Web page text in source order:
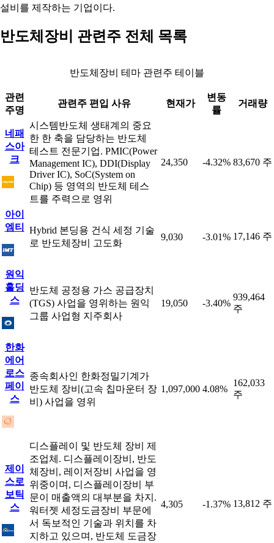
설비를 제작하는 기업이다.
반도체장비 관련주 전체 목록
반도체장비 테마 관련주 테이블
관련
주명
관련주 편입 사유 현재가
변동
률
거래량
네패
스아
크
시스템반도체 생태계의 중요
한 한 축을 담당하는 반도체
테스트 전문기업. PMIC(Power
Management IC), DDI(Display
Driver IC), SoC(System on
Chip) 등 영역의 반도체 테스
트를 주력으로 영위
24,350 -4.32% 83,670 주
아이
엠티
Hybrid 본딩용 건식 세정 기술
로 반도체장비 고도화
9,030 -3.01% 17,146 주
원익
홀딩
스
반도체 공정용 가스 공급장치
(TGS) 사업을 영위하는 원익
그룹 사업형 지주회사
19,050 -3.40%
939,464
주
한화
에어
로스
페이
스
종속회사인 한화정밀기계가
반도체 장비(고속 칩마운터 장
비) 사업을 영위
1,097,000 4.08%
162,033
주
제이
스로
보틱
스
디스플레이 및 반도체 장비 제
조업체. 디스플레이장비, 반도
체장비, 레이저장비 사업을 영
위중이며, 디스플레이장비 부
문이 매출액의 대부분을 차지.
워터젯 세정도금장비 부문에
서 독보적인 기술과 위치를 차
지하고 있으며, 반도체 도금장
4,305 -1.37% 13,812 주